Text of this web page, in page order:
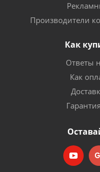
Производители
Как
Ответы
Как